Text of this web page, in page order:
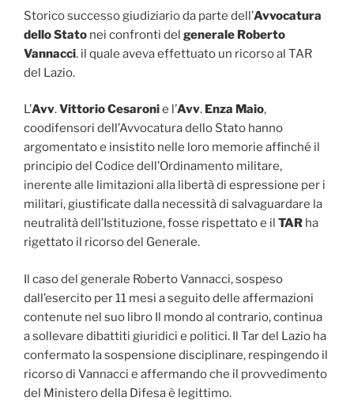
Storico successo giudiziario da parte dell’Avvocatura
dello Stato nei confronti del generale Roberto
Vannacci. il quale aveva effettuato un ricorso al TAR
del Lazio.
L’Avv.Vittorio Cesaronie l’Avv. Enza Maio,
coodifensori dell’Avvocatura dello Stato hanno
argomentato e insistito nelle loro memorie affinché il
principio del Codice dell’Ordinamento militare,
inerente alle limitazioni alla libertà di espressione per i
militari, giustificate dalla necessità di salvaguardare la
neutralità dell’Istituzione, fosse rispettato e il TAR ha
rigettato il ricorso del Generale.
Il caso del generale Roberto Vannacci, sospeso
dall’esercito per 11 mesi a seguito delle affermazioni
contenute nel suo libro Il mondo al contrario, continua
a sollevare dibattiti giuridici e politici. Il Tar del Lazio ha
confermato la sospensione disciplinare, respingendo il
ricorso di Vannacci e affermando che il provvedimento
del Ministero della Difesa è legittimo.